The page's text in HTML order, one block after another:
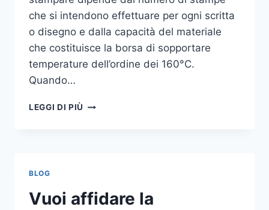
che si intendono effettuare per ogni scritta
o disegno e dalla capacità del materiale
che costituisce la borsa di sopportare
temperature dell’ordine dei 160°C.
Quando…
LEGGI DI PIÙ COME
BLOG
Vuoi affidare la